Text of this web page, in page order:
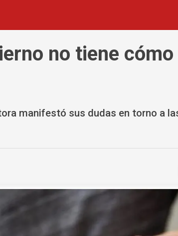
no tiene
manifestó sus dudas en torno a